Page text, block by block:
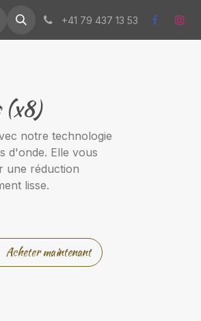
+41 79 437 13 53
notre technologie
d'onde. Elle vous
une réduction
lisse.
Acheter maintenant